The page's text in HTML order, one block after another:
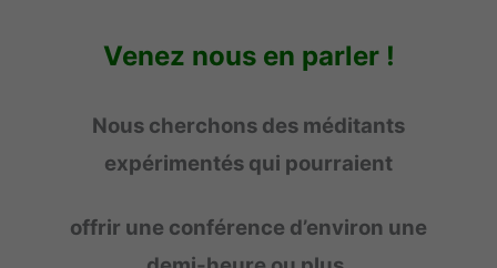
Venez nous en parler !
Nous cherchons des méditants
expérimentés qui pourraient
offrir une conférence d’environ une